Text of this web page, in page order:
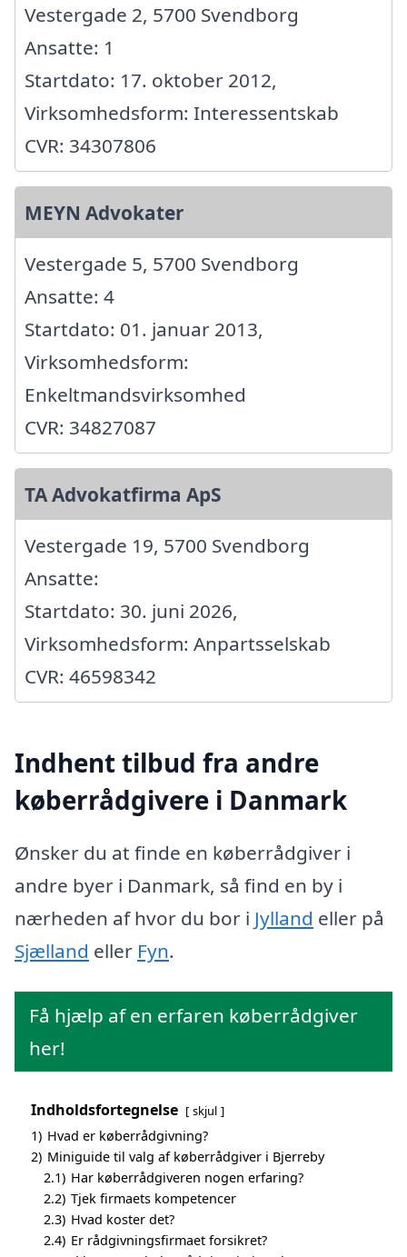
Vestergade 2, 5700 Svendborg
Ansatte: 1
Startdato: 17. oktober 2012,
Virksomhedsform: Interessentskab
CVR: 34307806
MEYN Advokater
Vestergade 5, 5700 Svendborg
Ansatte: 4
Startdato: 01. januar 2013,
Virksomhedsform:
Enkeltmandsvirksomhed
CVR: 34827087
TA Advokatfirma ApS
Vestergade 19, 5700 Svendborg
Ansatte:
Startdato: 30. juni 2026,
Virksomhedsform: Anpartsselskab
CVR: 46598342
Indhent tilbud fra andre
køberrådgivere i Danmark
Ønsker du at finde en køberrådgiver i
andre byer i Danmark, så find en by i
nærheden af hvor du bor i Jylland eller på
Sjælland eller Fyn.
Få hjælp af en erfaren køberrådgiver
her!
Indholdsfortegnelse skjul
1) Hvad er køberrådgivning?
2) Miniguide til valg af køberrådgiver i Bjerreby
2.1) Har køberrådgiveren nogen erfaring?
2.2) Tjek firmaets kompetencer
2.3) Hvad koster det?
2.4) Er rådgivningsfirmaet forsikret?